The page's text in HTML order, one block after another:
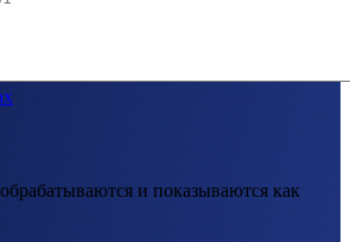
и показываются как